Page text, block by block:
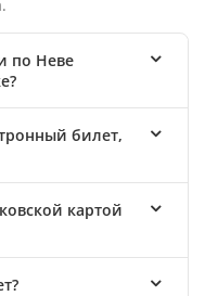
по Неве
билет,
картой